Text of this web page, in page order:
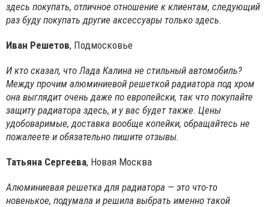
здесь покупать, отличное отношение к клиентам, следующий
раз буду покупать другие аксессуары только здесь.
Иван Решетов, Подмосковье
И кто сказал, что Лада Калина не стильный автомобиль?
Между прочим алюминиевой решеткой радиатора под хром
она выглядит очень даже по европейски, так что покупайте
защиту радиатора здесь, и у вас будет также. Цены
удобоваримые, доставка вообще копейки, обращайтесь не
пожалеете и обязательно пишите отзывы.
Татьяна Сергеева, Новая Москва
Алюминиевая решетка для радиатора — это что-то
новенькое, подумала и решила выбрать именно такой